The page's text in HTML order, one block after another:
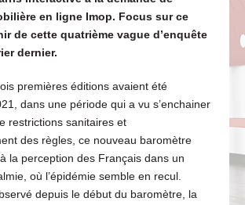
en ligne Imop. Focus sur ce
de cette quatrième vague d’enquête
dernier.
premières éditions avaient été
dans une période qui a vu s’enchainer
restrictions sanitaires et
des règles, ce nouveau baromètre
la perception des Français dans un
où l’épidémie semble en recul.
depuis le début du baromètre, la